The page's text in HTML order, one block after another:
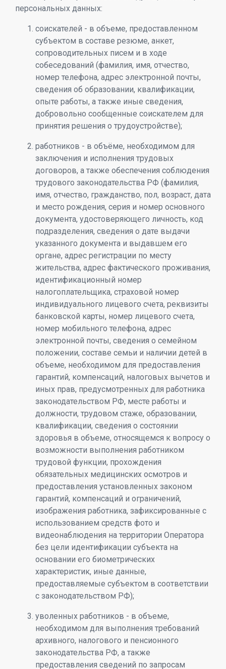
персональных данных:
соискателей - в объеме, предоставленном
субъектом в составе резюме, анкет,
сопроводительных писем и в ходе
собеседований (фамилия, имя, отчество,
номер телефона, адрес электронной почты,
сведения об образовании, квалификации,
опыте работы, а также иные сведения,
добровольно сообщенные соискателем для
принятия решения о трудоустройстве);
работников - в объёме, необходимом для
заключения и исполнения трудовых
договоров, а также обеспечения соблюдения
трудового законодательства РФ (фамилия,
имя, отчество, гражданство, пол, возраст, дата
и место рождения, серия и номер основного
документа, удостоверяющего личность, код
подразделения, сведения о дате выдачи
указанного документа и выдавшем его
органе, адрес регистрации по месту
жительства, адрес фактического проживания,
идентификационный номер
налогоплательщика, страховой номер
индивидуального лицевого счета, реквизиты
банковской карты, номер лицевого счета,
номер мобильного телефона, адрес
электронной почты, сведения о семейном
положении, составе семьи и наличии детей в
объеме, необходимом для предоставления
гарантий, компенсаций, налоговых вычетов и
иных прав, предусмотренных для работника
законодательством РФ, месте работы и
должности, трудовом стаже, образовании,
квалификации, сведения о состоянии
здоровья в объеме, относящемся к вопросу о
возможности выполнения работником
трудовой функции, прохождения
обязательных медицинских осмотров и
предоставления установленных законом
гарантий, компенсаций и ограничений,
изображения работника, зафиксированные с
использованием средств фото и
видеонаблюдения на территории Оператора
без цели идентификации субъекта на
основании его биометрических
характеристик, иные данные,
предоставляемые субъектом в соответствии
с законодательством РФ);
уволенных работников - в объеме,
необходимом для выполнения требований
архивного, налогового и пенсионного
законодательства РФ, а также
предоставления сведений по запросам